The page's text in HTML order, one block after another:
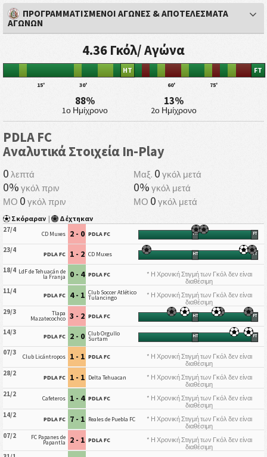
ΠΡΟΓΡΑΜΜΑΤΙΣΜΕΝΟΙ ΑΓΩΝΕΣ & ΑΠΟΤΕΛΕΣΜΑΤΑ
ΑΓΩΝΩΝ
4.36 Γκόλ/ Αγώνα
15' 30'
HT
60' 75'
FT
88%
1ο Ημίχρονο
13%
2ο Ημίχρονο
PDLA FC
Αναλυτικά Στοιχεία In-Play
0 λεπτά Μαξ. 0 γκόλ μετά
0% γκόλ πριν 0% γκόλ μετά
ΜΟ 0 γκόλ πριν ΜΟ 0 γκόλ μετά
Σκόραραν | Δέχτηκαν
27/4 CD Muxes 2 - 0 PDLA FC HT FT
23/4 PDLA FC 1 - 2 CD Muxes HT FT
18/4 LdF de Tehuacán de
la Franja 0 - 4 PDLA FC
* Η Χρονική Στιγμή των Γκόλ δεν είναι
διαθέσιμη
11/4
PDLA FC 4 - 1 Club Soccer Atlético
Tulancingo
* Η Χρονική Στιγμή των Γκόλ δεν είναι
διαθέσιμη
29/3
Tlapa
Mazatecochco 3 - 2 PDLA FC HT FT
14/3 PDLA FC 2 - 0 Club Orgullo
Surtam HT FT
07/3 Club Licántropos 1 - 1 PDLA FC
* Η Χρονική Στιγμή των Γκόλ δεν είναι
διαθέσιμη
28/2
PDLA FC 1 - 1 Delta Tehuacan
* Η Χρονική Στιγμή των Γκόλ δεν είναι
διαθέσιμη
21/2
Cafeteros 1 - 4 PDLA FC
* Η Χρονική Στιγμή των Γκόλ δεν είναι
διαθέσιμη
14/2
PDLA FC 7 - 1 Reales de Puebla FC
* Η Χρονική Στιγμή των Γκόλ δεν είναι
διαθέσιμη
07/2
FC Papanes de
Papantla 2 - 1 PDLA FC
* Η Χρονική Στιγμή των Γκόλ δεν είναι
διαθέσιμη